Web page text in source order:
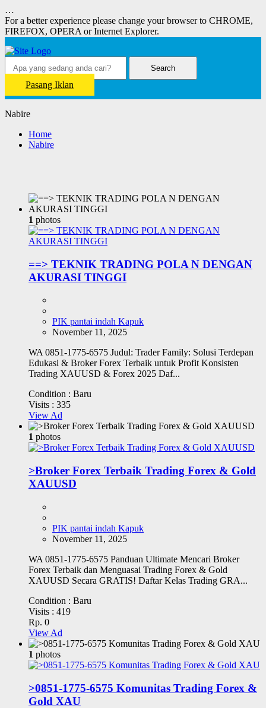
…
For a better experience please change your browser to CHROME,
FIREFOX, OPERA or Internet Explorer.
Search
Pasang Iklan
Nabire
Home
Nabire
1 photos
==> TEKNIK TRADING POLA N DENGAN
AKURASI TINGGI
PIK pantai indah Kapuk
November 11, 2025
WA 0851-1775-6575 Judul: Trader Family: Solusi Terdepan
Edukasi & Broker Forex Terbaik untuk Profit Konsisten
Trading XAUUSD & Forex 2025 Daf...
Condition : Baru
Visits : 335
View Ad
1 photos
>Broker Forex Terbaik Trading Forex & Gold
XAUUSD
PIK pantai indah Kapuk
November 11, 2025
WA 0851-1775-6575 Panduan Ultimate Mencari Broker
Forex Terbaik dan Menguasai Trading Forex & Gold
XAUUSD Secara GRATIS! Daftar Kelas Trading GRA...
Condition : Baru
Visits : 419
Rp. 0
View Ad
1 photos
>0851-1775-6575 Komunitas Trading Forex &
Gold XAU